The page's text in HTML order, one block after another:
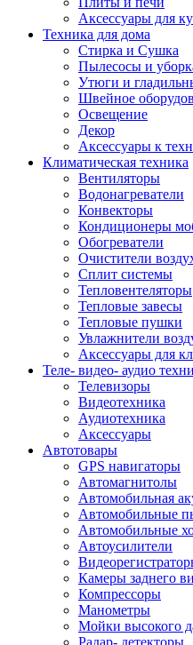
Аксессуары для
Техника для дома
Стирка и Сушка
Пылесосы и
Утюги и
Швейное
Освещение
Декор
Аксессуары к
Климатическая техника
Вентиляторы
Водонагреватели
Конвекторы
Кондиционеры
Обогреватели
Очистители
Сплит системы
Тепловентеляторы
Тепловые завесы
Тепловые пушки
Увлажнители
Аксессуары для
Теле- видео- аудио
Телевизоры
Видеотехника
Аудиотехника
Аксессуары
Автотовары
GPS навигаторы
Автомагнитолы
Автомобильная
Автомобильные
Автомобильные
Автоусилители
Камеры заднего
Компрессоры
Манометры
Мойки высокого
Радар- детекторы